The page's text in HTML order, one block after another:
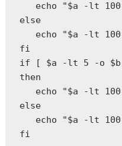
echo "$a -lt
else
echo "$a -lt
fi
if [ $a -lt 5 -o
then
echo "$a -lt
else
echo "$a -lt
fi